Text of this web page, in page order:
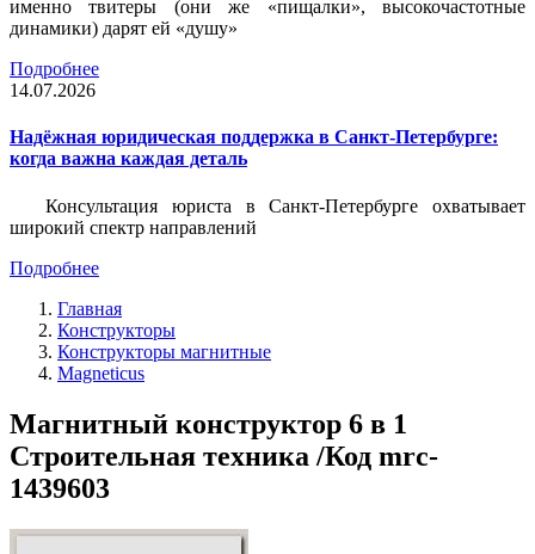
именно твитеры (они же «пищалки», высокочастотные
динамики) дарят ей «душу»
Подробнее
14.07.2026
Надёжная юридическая поддержка в Санкт-Петербурге:
когда важна каждая деталь
Консультация юриста в Санкт-Петербурге охватывает
широкий спектр направлений
Подробнее
Главная
Конструкторы
Конструкторы магнитные
Magneticus
Магнитный конструктор 6 в 1
Строительная техника /Код mrc-
1439603